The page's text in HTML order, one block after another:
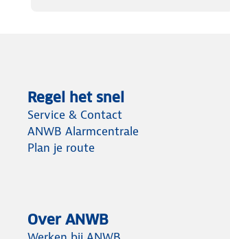
Regel het snel
Service & Contact
ANWB Alarmcentrale
Plan je route
Over ANWB